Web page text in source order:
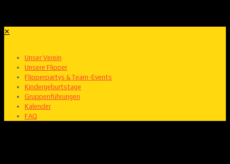
✕
Unser Verein
Unsere Flipper
Flipperpartys & Team-Events
Kindergeburtstage
Gruppenführungen
Kalender
FAQ